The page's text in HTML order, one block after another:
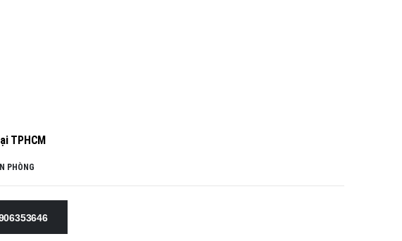
TPHCM
PHÒNG